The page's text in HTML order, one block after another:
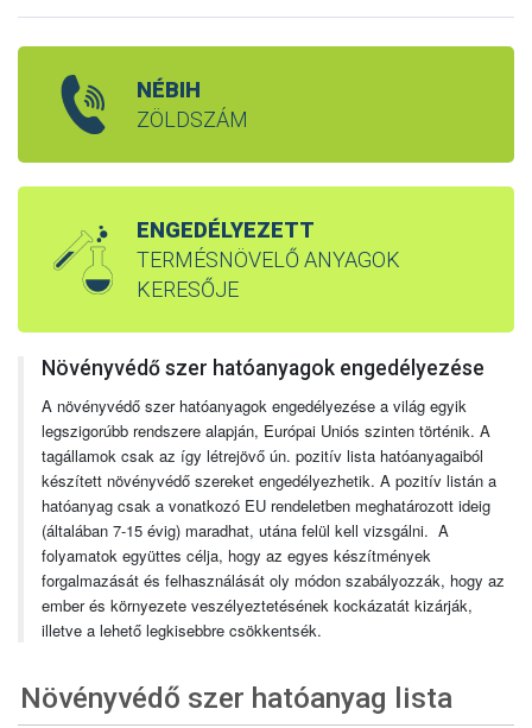
NÉBIH
ZÖLDSZÁM
ENGEDÉLYEZETT
TERMÉSNÖVELŐ ANYAGOK
KERESŐJE
Növényvédő szer hatóanyagok engedélyezése
A növényvédő szer hatóanyagok engedélyezése a világ egyik
legszigorúbb rendszere alapján, Európai Uniós szinten történik. A
tagállamok csak az így létrejövő ún. pozitív lista hatóanyagaiból
készített növényvédő szereket engedélyezhetik. A pozitív listán a
hatóanyag csak a vonatkozó EU rendeletben meghatározott ideig
(általában 7-15 évig) maradhat, utána felül kell vizsgálni. A
folyamatok együttes célja, hogy az egyes készítmények
forgalmazását és felhasználását oly módon szabályozzák, hogy az
ember és környezete veszélyeztetésének kockázatát kizárják,
illetve a lehető legkisebbre csökkentsék.
Növényvédő szer hatóanyag lista